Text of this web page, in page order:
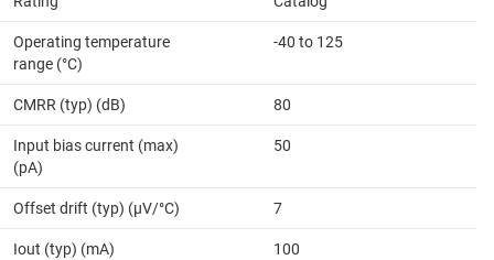
Operating temperature
range (°C)
-40 to 125
CMRR (typ) (dB) 80
Input bias current (max)
(pA)
50
Offset drift (typ) (µV/°C) 7
Iout (typ) (mA) 100